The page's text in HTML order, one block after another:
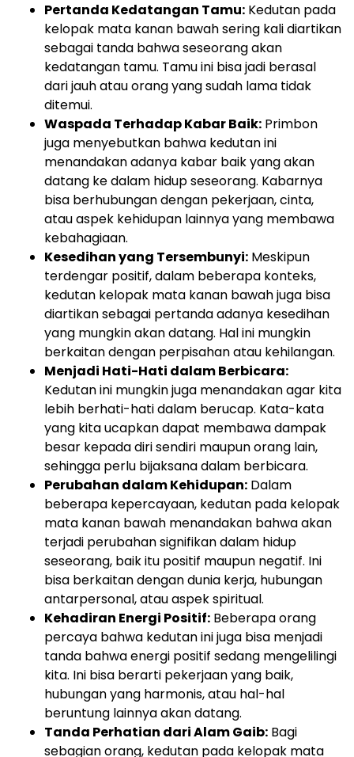
Pertanda Kedatangan Tamu: Kedutan pada
kelopak mata kanan bawah sering kali diartikan
sebagai tanda bahwa seseorang akan
kedatangan tamu. Tamu ini bisa jadi berasal
dari jauh atau orang yang sudah lama tidak
ditemui.
Waspada Terhadap Kabar Baik: Primbon
juga menyebutkan bahwa kedutan ini
menandakan adanya kabar baik yang akan
datang ke dalam hidup seseorang. Kabarnya
bisa berhubungan dengan pekerjaan, cinta,
atau aspek kehidupan lainnya yang membawa
kebahagiaan.
Kesedihan yang Tersembunyi: Meskipun
terdengar positif, dalam beberapa konteks,
kedutan kelopak mata kanan bawah juga bisa
diartikan sebagai pertanda adanya kesedihan
yang mungkin akan datang. Hal ini mungkin
berkaitan dengan perpisahan atau kehilangan.
Menjadi Hati-Hati dalam Berbicara:
Kedutan ini mungkin juga menandakan agar kita
lebih berhati-hati dalam berucap. Kata-kata
yang kita ucapkan dapat membawa dampak
besar kepada diri sendiri maupun orang lain,
sehingga perlu bijaksana dalam berbicara.
Perubahan dalam Kehidupan: Dalam
beberapa kepercayaan, kedutan pada kelopak
mata kanan bawah menandakan bahwa akan
terjadi perubahan signifikan dalam hidup
seseorang, baik itu positif maupun negatif. Ini
bisa berkaitan dengan dunia kerja, hubungan
antarpersonal, atau aspek spiritual.
Kehadiran Energi Positif: Beberapa orang
percaya bahwa kedutan ini juga bisa menjadi
tanda bahwa energi positif sedang mengelilingi
kita. Ini bisa berarti pekerjaan yang baik,
hubungan yang harmonis, atau hal-hal
beruntung lainnya akan datang.
Tanda Perhatian dari Alam Gaib: Bagi
sebagian orang, kedutan pada kelopak mata